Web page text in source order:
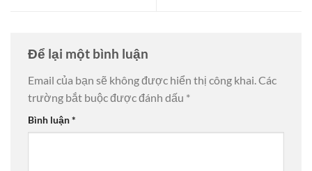
Để lại một bình luận
Email của bạn sẽ không được hiển thị công khai. Các
trường bắt buộc được đánh dấu *
Bình luận*